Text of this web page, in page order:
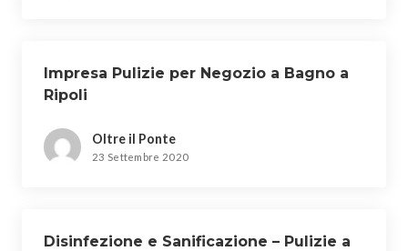
Impresa Pulizie per Negozio a Bagno a
Ripoli
Oltre il Ponte
23 Settembre 2020
Disinfezione e Sanificazione – Pulizie a